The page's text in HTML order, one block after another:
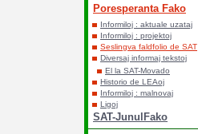
Poresperanta Fako
Informiloj : aktuale uzataj
Informiloj : projektoj
Seslingva faldfolio de SAT
Diversaj informaj tekstoj
El la SAT-Movado
Historio de LEAoj
Informiloj : malnovaj
Ligoj
SAT-JunulFako